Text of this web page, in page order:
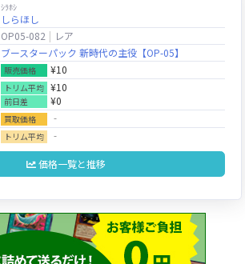
ｼﾗﾎｼ
しらほし
OP05-082
レア
ブースターパック 新時代の主役【OP-05】
販売価格 ¥10
トリム平均 ¥10
前日差 ¥0
買取価格 ‐
トリム平均 ‐
価格一覧と推移